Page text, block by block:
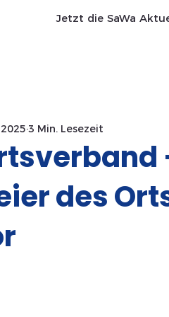
Jetzt die SaWa
des
3 Min. Lesezeit